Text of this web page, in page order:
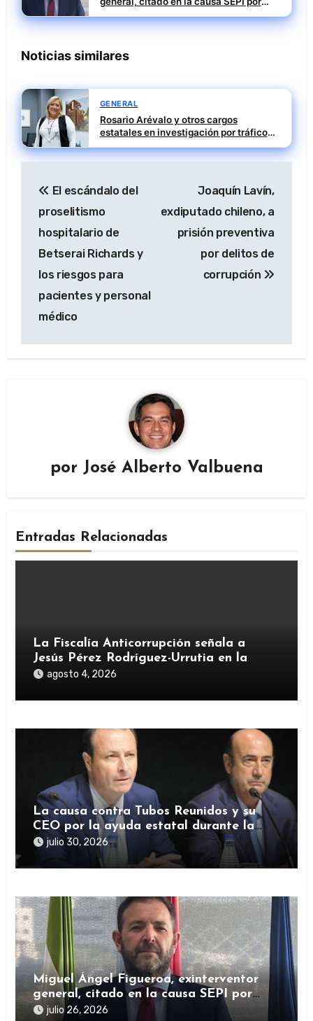
presuntas irregularidades en ayudas
públicas
Noticias similares
GENERAL
Rosario Arévalo y otros cargos
estatales en investigación por tráfico
de influencias
de
entradas
El escándalo del
proselitismo
hospitalario de
Betserai Richards y
los riesgos para
pacientes y personal
médico
Joaquín Lavín,
exdiputado chileno, a
prisión preventiva
por delitos de
corrupción
por José Alberto Valbuena
Entradas Relacionadas
La Fiscalía Anticorrupción señala a
Jesús Pérez Rodríguez-Urrutia en la
investigación del rescate de Tubos
agosto 4, 2026
La causa contra Tubos Reunidos y su
CEO por la ayuda estatal durante la
pandemia sigue abierta
julio 30, 2026
Miguel Ángel Figueroa, exinterventor
general, citado en la causa SEPI por
presuntas irregularidades en ayudas
julio 26, 2026